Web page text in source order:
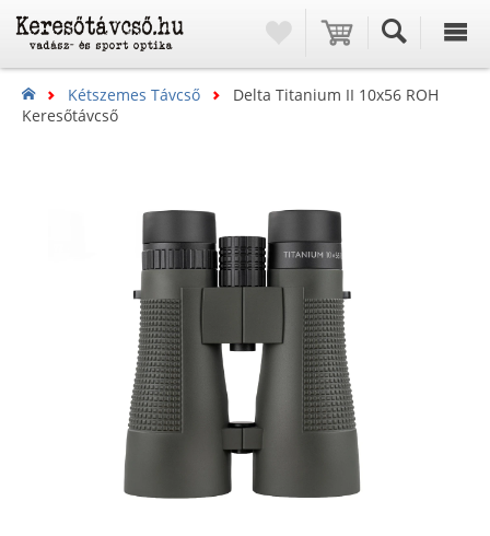
Kétszemes Távcső
Delta Titanium II 10x56 ROH
Keresőtávcső